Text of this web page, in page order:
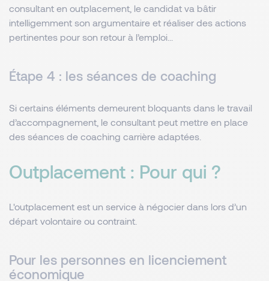
consultant en outplacement, le candidat va bâtir
intelligemment son argumentaire et réaliser des actions
pertinentes pour son retour à l’emploi...
Étape 4 : les séances de coaching
Si certains éléments demeurent bloquants dans le travail
d’accompagnement, le consultant peut mettre en place
des séances de coaching carrière adaptées.
Outplacement : Pour qui ?
L'outplacement est un service à négocier dans lors d’un
départ volontaire ou contraint.
Pour les personnes en licenciement
économique